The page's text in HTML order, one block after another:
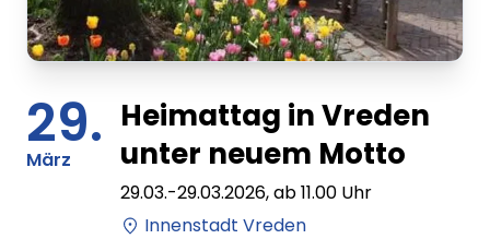
29.
März
Heimattag in Vreden
unter neuem Motto
29.03.-29.03.2026, ab11.00 Uhr
Innenstadt Vreden